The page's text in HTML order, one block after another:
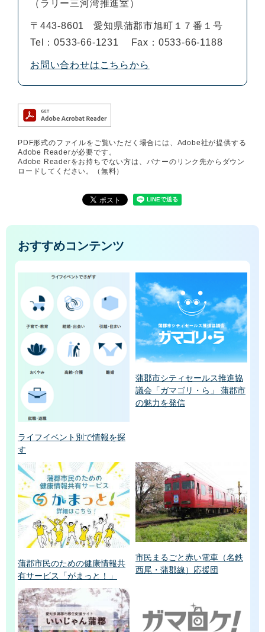
ラリー三河湾推進室
〒443-8601
愛知県蒲郡市旭町１７番１号
Tel：0533-66-1231
Fax：0533-66-1188
お問い合わせはこちらから
PDF形式のファイルをご覧いただく場合には、Adobe社が提供する
Adobe Readerが必要です。
Adobe Readerをお持ちでない方は、バナーのリンク先からダウン
ロードしてください。（無料）
おすすめコンテンツ
ライフイベント別で情報を探
す
蒲郡市シティセールス推進協
議会「ガマゴリ・ら」 蒲郡市
の魅力を発信
蒲郡市民のための健康情報共
有サービス「がまっと！」
市民まるごと赤い電車（名鉄
西尾・蒲郡線）応援団